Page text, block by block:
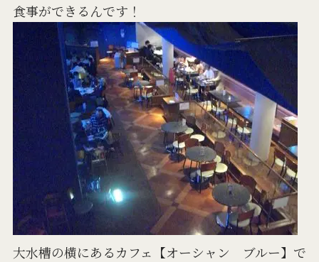
食事ができるんです！
大水槽の横にあるカフェ【オーシャン ブルー】で